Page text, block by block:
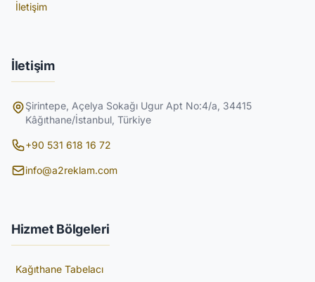
İletişim
İletişim
Şirintepe, Açelya Sokağı Ugur Apt No:4/a, 34415
Kâğıthane/İstanbul, Türkiye
+90 531 618 16 72
info@a2reklam.com
Hizmet Bölgeleri
Kağıthane Tabelacı